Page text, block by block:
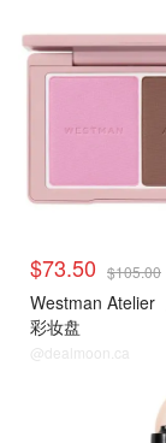
$73.50 $105.00
Westman Atelier
彩妆盘
@dealmoon.ca